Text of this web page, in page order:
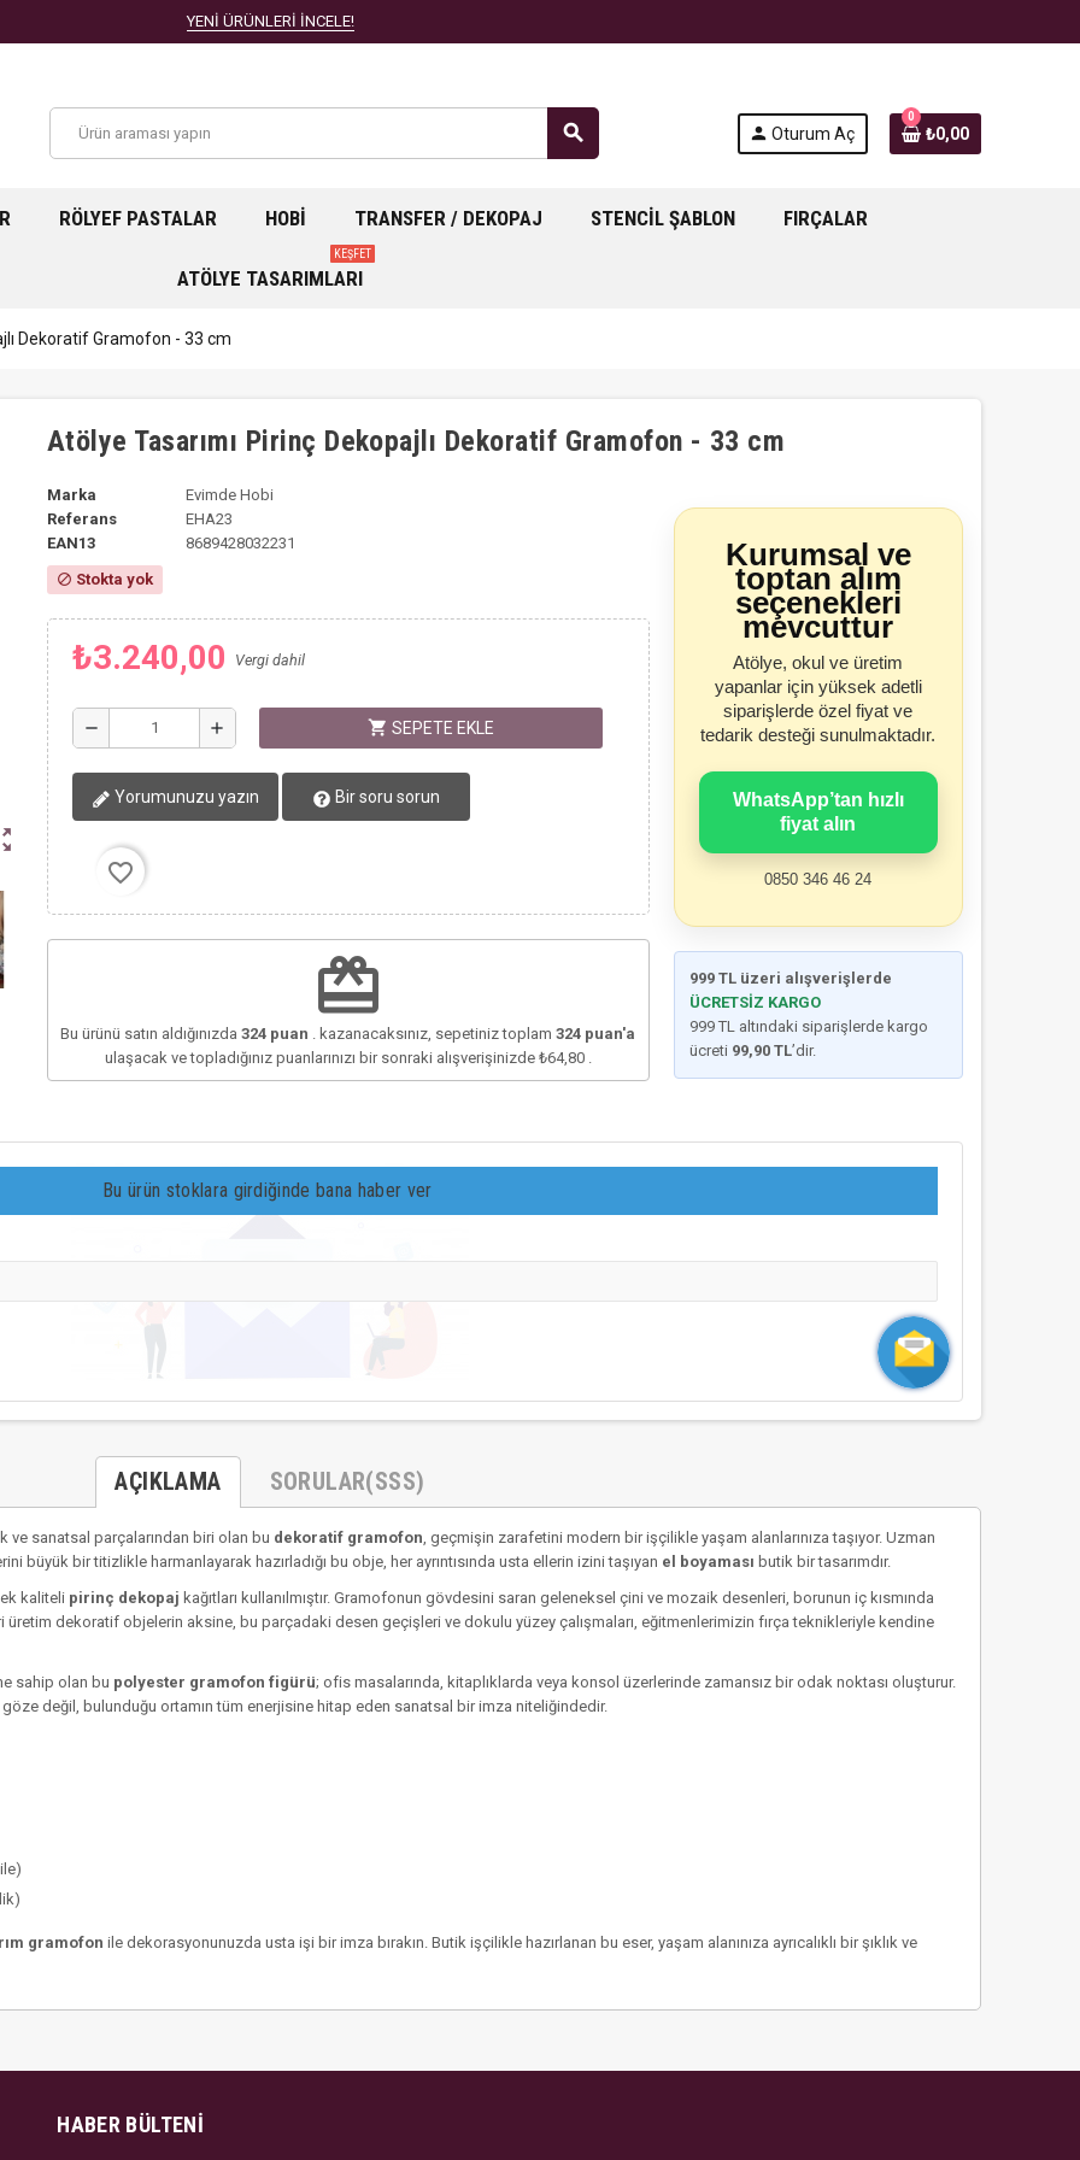
YENİ ÜRÜNLERİ İNCELE!
search person Oturum Aç
0
₺0,00
RÖLYEF PASTALAR HOBI TRANSFER / DEKOPAJ STENCIL ŞABLON FIRÇALAR
ATÖLYE TASARIMLARI
KEŞFET
Dekoratif Gramofon - 33 cm
Atölye Tasarımı Pirinç Dekopajlı Dekoratif Gramofon - 33 cm
Marka
Evimde Hobi
Referans
EHA23
EAN13
8689428032231
block Stokta yok
₺3.240,00 Vergi dahil
remove add shopping_cart SEPETE EKLE
Yorumunuzu yazın Bir soru sorun
favorite_border
redeem
Bu ürünü satın aldığınızda324 puan . kazanacaksınız, sepetiniz toplam324 puan'a
ulaşacak ve topladığınız puanlarınızı bir sonraki alışverişinizde ₺64,80.
Kurumsal ve
toptan alım
seçenekleri
mevcuttur
Atölye, okul ve üretim
yapanlar için yüksek adetli
siparişlerde özel fiyat ve
tedarik desteği sunulmaktadır.
WhatsApp’tan hızlı
fiyat alın
0850 346 46 24
999 TL üzeri alışverişlerde
ÜCRETSİZ KARGO
999 TL altındaki siparişlerde kargo
ücreti 99,90 TL’dir.
Bu ürün stoklara girdiğinde bana haber ver
AÇIKLAMA SORULAR(SSS)
ve sanatsal parçalarından biri olan bu dekoratif gramofon , geçmişin zarafetini modern bir işçilikle yaşam alanlarınıza taşıyor. Uzman
bir titizlikle harmanlayarak hazırladığı bu obje, her ayrıntısında usta ellerin izini taşıyan el boyaması butik bir tasarımdır.
kaliteli pirinç dekopaj kağıtları kullanılmıştır. Gramofonun gövdesini saran geleneksel çini ve mozaik desenleri, borunun iç kısmında
üretim dekoratif objelerin aksine, bu parçadaki desen geçişleri ve dokulu yüzey çalışmaları, eğitmenlerimizin fırça teknikleriyle kendine
sahip olan bu polyester gramofon figürü; ofis masalarında, kitaplıklarda veya konsol üzerlerinde zamansız bir odak noktası oluşturur.
değil, bulunduğu ortamın tüm enerjisine hitap eden sanatsal bir imza niteliğindedir.
gramofon ile dekorasyonunuzda usta işi bir imza bırakın. Butik işçilikle hazırlanan bu eser, yaşam alanınıza ayrıcalıklı bir şıklık ve
HABER BÜLTENI